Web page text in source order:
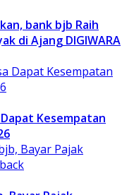
bank bjb Raih
di Ajang DIGIWARA
Kesempatan